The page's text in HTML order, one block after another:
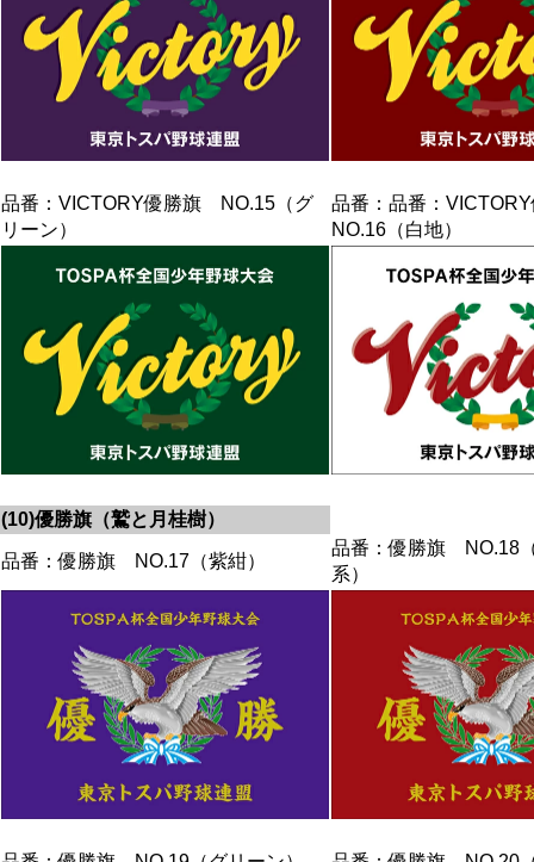
品番：VICTORY優勝旗 NO.15（グ
リーン）
品番：品番：
NO.16（白地）
(10)優勝旗（鷲と月桂樹）
品番：優勝旗 NO.17（紫紺）
品番：優勝旗 NO.18
系）